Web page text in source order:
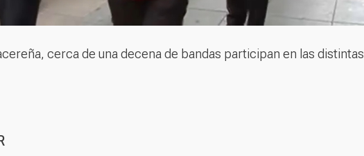
cerca de una decena de bandas participan en las distintas